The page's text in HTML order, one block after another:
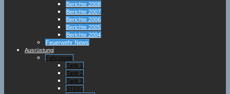
Berichte 2008
Berichte 2007
Berichte 2006
Berichte 2005
Berichte 2004
Feuerwehr News
Ausrüstung
Fahrzeuge
Tank 1
Tank 2
Tank 3
STEIG